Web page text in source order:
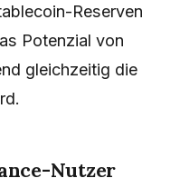
Reserven
Potenzial von
gleichzeitig die
Nutzer